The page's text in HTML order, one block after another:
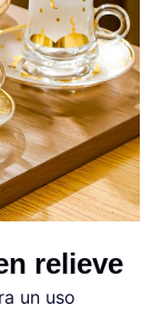
relieve
un uso